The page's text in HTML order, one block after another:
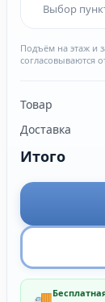
Выбор
Подъём на этаж и
согласовываются
Товар
Доставка
Итого